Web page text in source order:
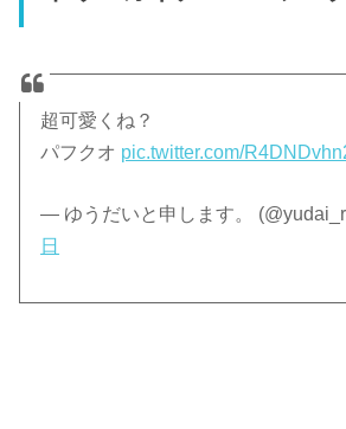
超可愛くね？
パフクオ pic.twitter.com/
— ゆうだいと申します。
日